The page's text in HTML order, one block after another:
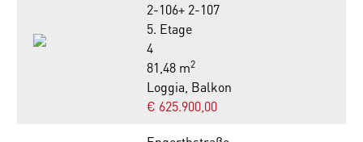
2-106+ 2-107
5. Etage
4
81,48 m2
Loggia, Balkon
€ 625.900,00